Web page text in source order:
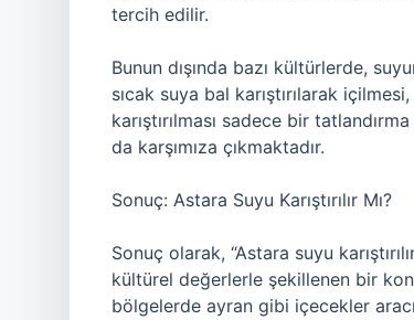
tercih edilir.
Bunun dışında bazı kültürlerde,
sıcak suya bal karıştırılarak
karıştırılması sadece bir
da karşımıza çıkmaktadır.
Sonuç: Astara Suyu Karıştırılır Mı?
Sonuç olarak, “Astara suyu
kültürel değerlerle şekillenen bir
bölgelerde ayran gibi içecekler